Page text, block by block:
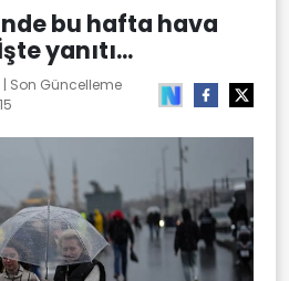
bu hafta hava
yanıtı...
| Son Güncelleme